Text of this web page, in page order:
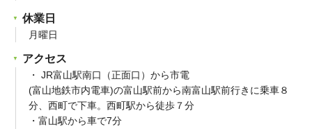
休業日
月曜日
アクセス
・ JR富山駅南口（正面口）から市電
(富山地鉄市内電車)の富山駅前から南富山駅前行きに乗車８
分、西町で下車。西町駅から徒歩７分
・富山駅から車で7分